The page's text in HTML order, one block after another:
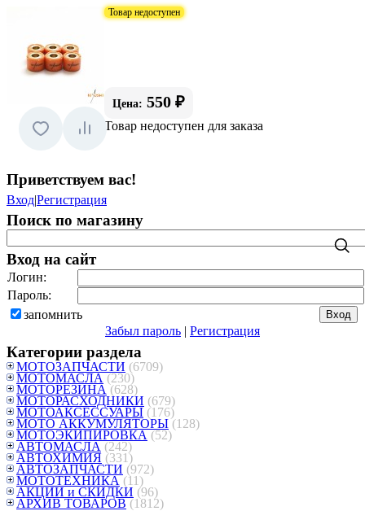
Товар недоступен
Цена: 550 ₽
Товар недоступен для заказа
Приветствуем вас!
Вход|Регистрация
Поиск по магазину
Вход на сайт
Логин:
Пароль:
запомнить
Забыл пароль | Регистрация
Категории раздела
МОТОЗАПЧАСТИ (6709)
МОТОМАСЛА (230)
МОТОРЕЗИНА (628)
МОТОРАСХОДНИКИ (679)
МОТОАКСЕССУАРЫ (176)
МОТО АККУМУЛЯТОРЫ (128)
МОТОЭКИПИРОВКА (52)
АВТОМАСЛА (242)
АВТОХИМИЯ (331)
АВТОЗАПЧАСТИ (972)
МОТОТЕХНИКА (11)
АКЦИИ и СКИДКИ (96)
АРХИВ ТОВАРОВ (1812)